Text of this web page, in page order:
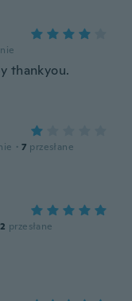
thankyou.
· 7 przesłane
2 przesłane